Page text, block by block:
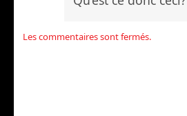
Les commentaires sont fermés.